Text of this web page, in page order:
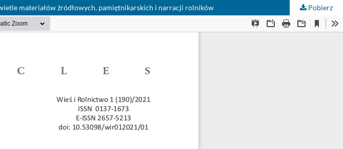
materiałów źródłowych, pamiętnikarskich i narracji rolników Pobierz